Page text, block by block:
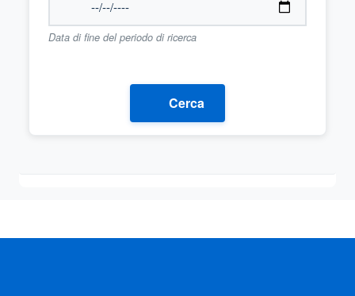
Data di fine del periodo di ricerca
Cerca